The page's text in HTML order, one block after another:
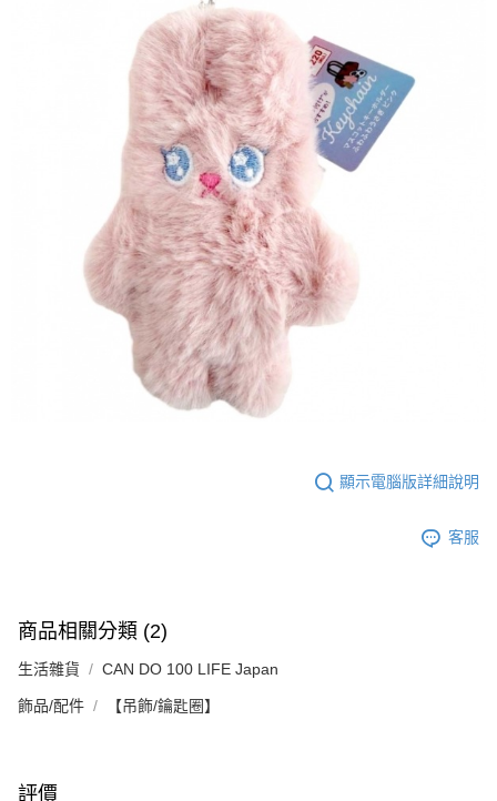
１．透過由恩沛科技股份有限公司提供之「AFTEE先享後付」服務完成之交
易，需依本服務之必要範圍內提供個人資料，並將交易相關給付款項請求債
權轉讓予恩沛科技股份有限公司。
２．關於個人資料處理事宜，請瀏覽以下網址：
https://aftee.tw/terms/#terms3
３．未成年的使用者請事先徵得法定代理人或監護人之同意方可使用
「AFTEE先享後付」，若未經同意申辦者引起之損失，本公司不負相關責
４．使用「AFTEE先享後付」時，將依據個別帳號之用戶狀況，依本公司即
時審查核予不同之上限額度；若仍有額度不足之情形，本公司將視審查結果
請求用戶進行身份認證。
５．嚴禁一人註冊多個帳號或使用他人資訊註冊。若發現惡意使用之情形，
恩沛科技股份有限公司將有權停止該用戶之使用額度並採取法律行動。
顯示電腦版詳細說明
客服
商品相關分類 (2)
生活雜貨 CAN DO 100 LIFE Japan
飾品/配件 【吊飾/鑰匙圈】
評價